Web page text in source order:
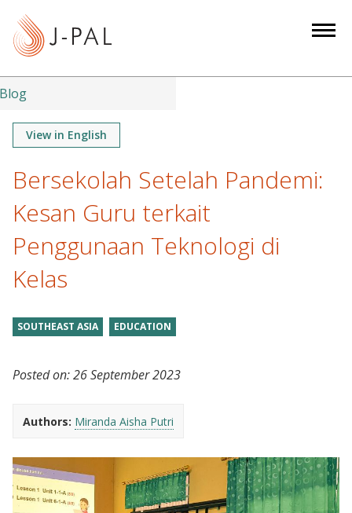
t
Blog
View in English
Bersekolah Setelah Pandemi:
Kesan Guru terkait
Penggunaan Teknologi di
Kelas
SOUTHEAST ASIA EDUCATION
Posted on:26 September 2023
Authors: Miranda Aisha Putri